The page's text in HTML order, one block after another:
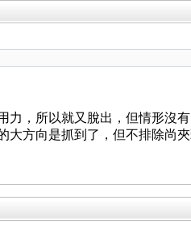
力，所以就又脫出，但情形沒
方向是抓到了，但不排除尚